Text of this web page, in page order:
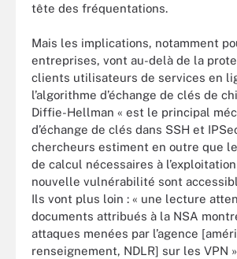
tête des fréquentations.
Mais les implications, notamment
entreprises, vont au-delà de la
clients utilisateurs de services en
l’algorithme d’échange de clés de
Diffie-Hellman « est le principal
d’échange de clés dans SSH et
chercheurs estiment en outre que
de calcul nécessaires à
nouvelle vulnérabilité sont
Ils vont plus loin : « une lecture
documents attribués à la NSA
attaques menées par l’agence
renseignement, NDLR] sur les VPN »